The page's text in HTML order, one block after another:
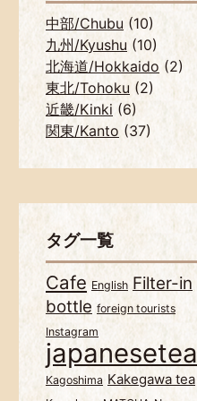
中部/Chubu (10)
九州/Kyushu (10)
北海道/Hokkaido (2)
東北/Tohoku (2)
近畿/Kinki (6)
関東/Kanto (37)
タグ一覧
Cafe English Filter-in
bottle foreign tourists
Instagram
japanesetea
Kagoshima Kakegawa tea